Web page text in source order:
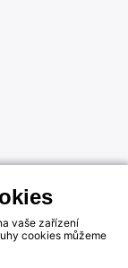
vaše zařízení
cookies můžeme